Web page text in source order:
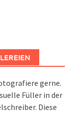
gerne.
Füller in der
Diese